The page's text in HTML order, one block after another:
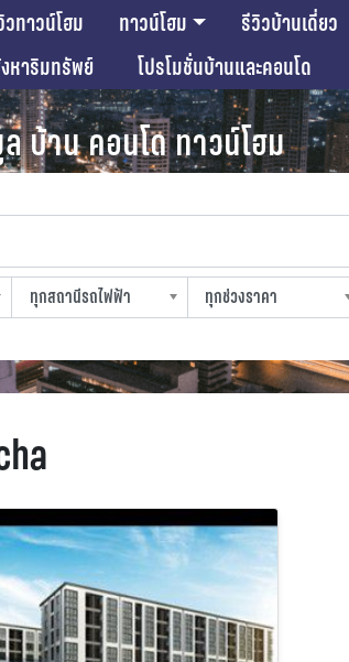
วทาวน์โฮม ทาวน์โฮม รีวิวบ้านเดี่ยว
หาริมทรัพย์ โปรโมชั่นบ้านและคอนโด
บ้าน คอนโด ทาวน์โฮม
ทุกสถานีรถไฟฟ้า
ทุกช่วงราคา